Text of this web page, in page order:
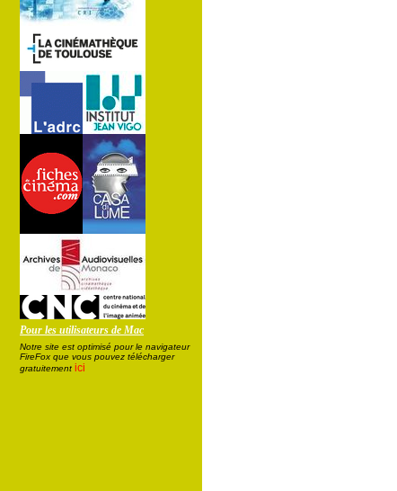
Pour les utilisateurs de Mac
Notre site est optimisé pour le navigateur
FireFox que vous pouvez télécharger
gratuitement ici